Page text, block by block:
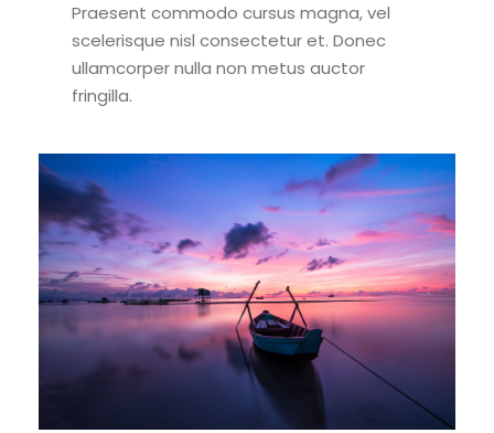
Praesent commodo cursus magna, vel
scelerisque nisl consectetur et. Donec
ullamcorper nulla non metus auctor
fringilla.